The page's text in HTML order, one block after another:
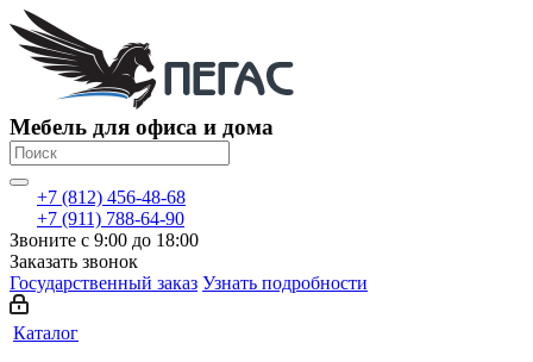
Мебель для офиса и дома
+7 (812) 456-48-68
+7 (911) 788-64-90
Звоните с 9:00 до 18:00
Заказать звонок
Государственный заказ Узнать подробности
Каталог